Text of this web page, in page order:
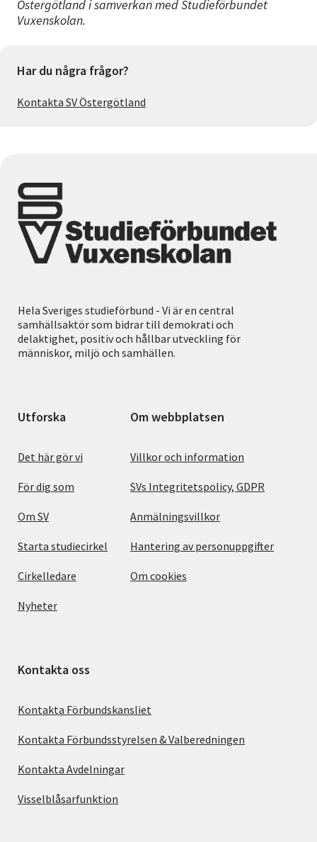
Östergötland i samverkan med Studieförbundet
Vuxenskolan.
Har du några frågor?
Kontakta SV Östergötland
Hela Sveriges studieförbund - Vi är en central
samhällsaktör som bidrar till demokrati och
delaktighet, positiv och hållbar utveckling för
människor, miljö och samhällen.
Utforska
Det här gör vi
För dig som
Om SV
Starta studiecirkel
Cirkelledare
Nyheter
Om webbplatsen
Villkor och information
SVs Integritetspolicy, GDPR
Anmälningsvillkor
Hantering av personuppgifter
Om cookies
Kontakta oss
Kontakta Förbundskansliet
Kontakta Förbundsstyrelsen & Valberedningen
Kontakta Avdelningar
Visselblåsarfunktion